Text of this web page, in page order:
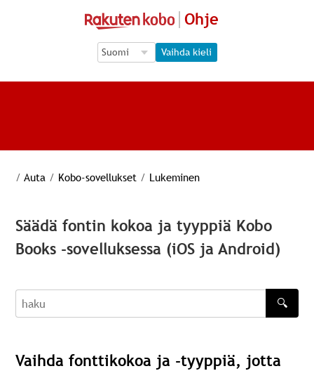
Ohje
Language Selection
Language Selection
Vaihda kieli
/ Auta / Kobo-sovellukset / Lukeminen
Säädä fontin kokoa ja tyyppiä Kobo
Books -sovelluksessa (iOS ja Android)
haku
🔍
Vaihda fonttikokoa ja -tyyppiä, jotta